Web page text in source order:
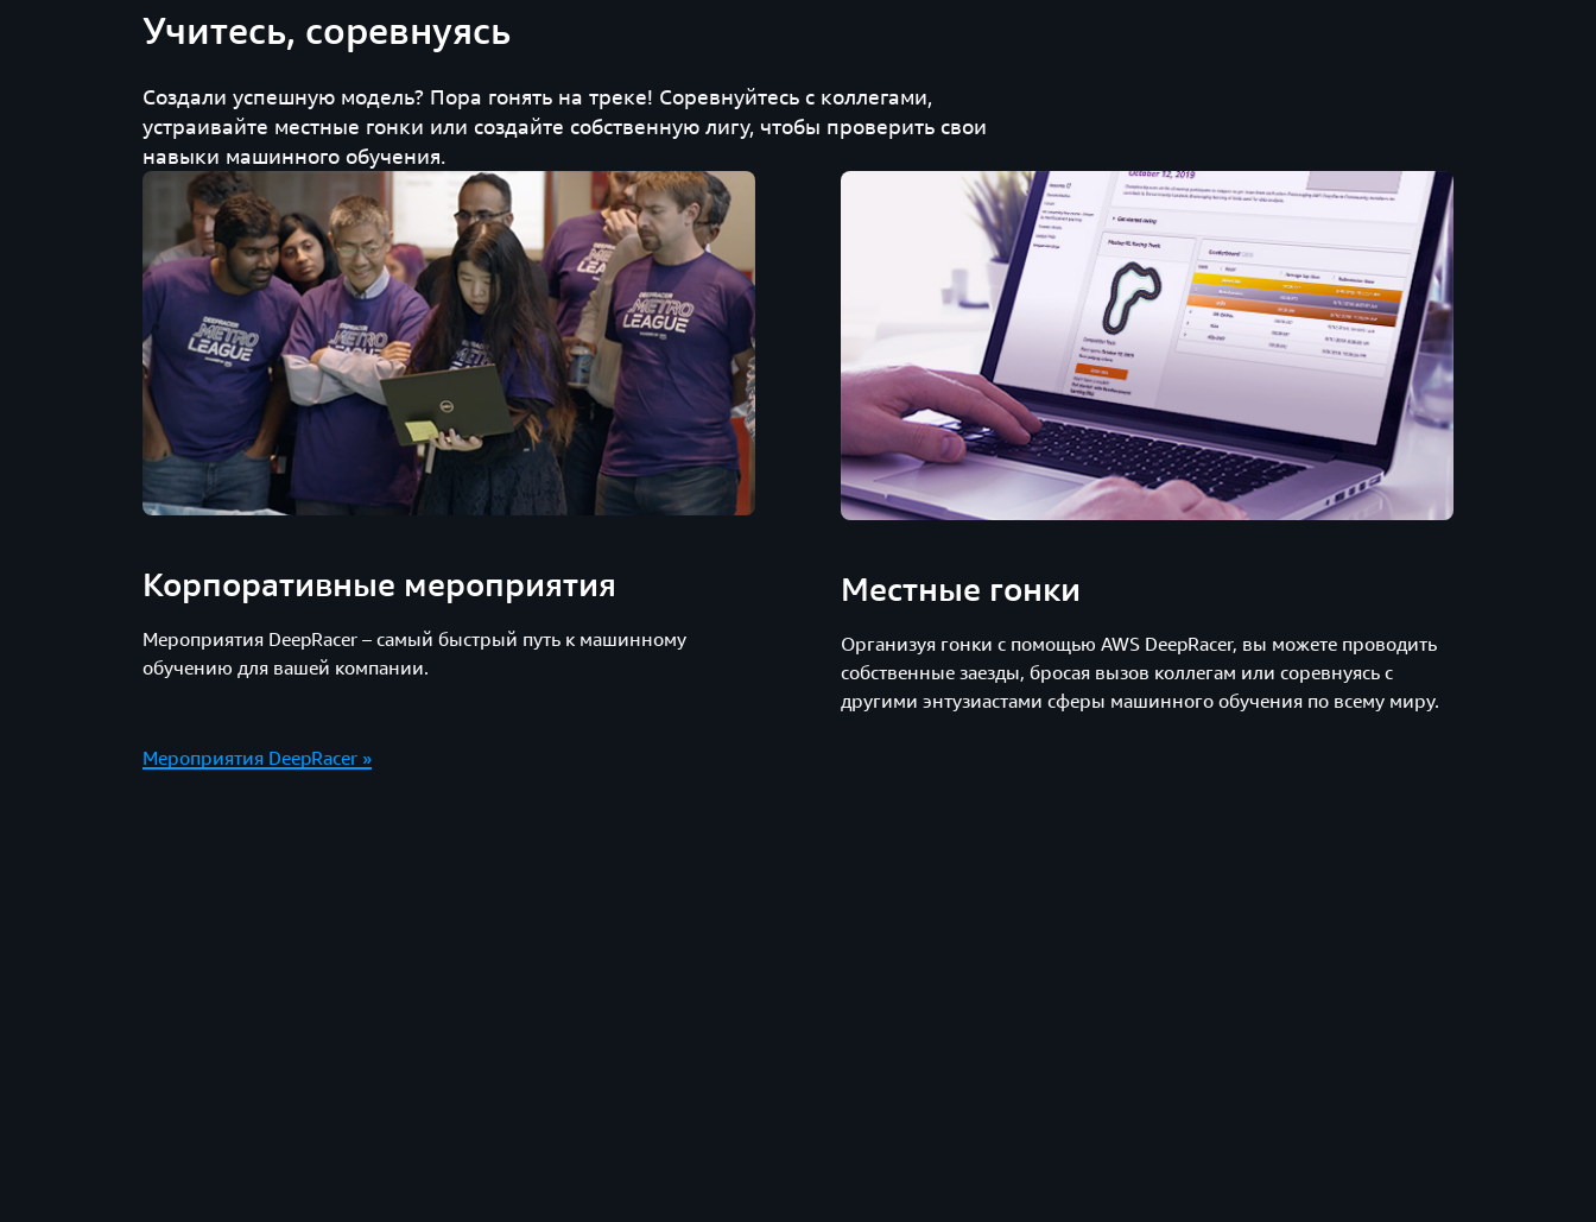
Учитесь, соревнуясь
Создали успешную модель? Пора гонять на треке! Соревнуйтесь с коллегами,
устраивайте местные гонки или создайте собственную лигу, чтобы проверить свои
навыки машинного обучения.
Корпоративные мероприятия
Мероприятия DeepRacer – самый быстрый путь к машинному
обучению для вашей компании.
Мероприятия DeepRacer »
Местные гонки
Организуя гонки с помощью AWS DeepRacer, вы можете проводить
собственные заезды, бросая вызов коллегам или соревнуясь с
другими энтузиастами сферы машинного обучения по всему миру.